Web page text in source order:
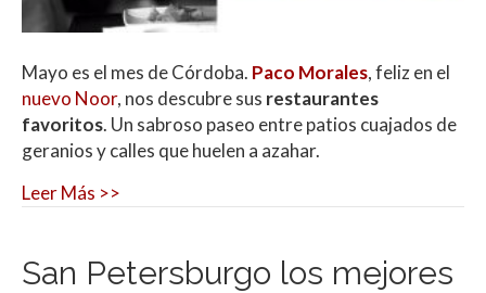
Mayo es el mes de Córdoba. Paco Morales, feliz en el
nuevo Noor, nos descubre sus restaurantes
favoritos. Un sabroso paseo entre patios cuajados de
geranios y calles que huelen a azahar.
Leer Más >>
San Petersburgo los mejores